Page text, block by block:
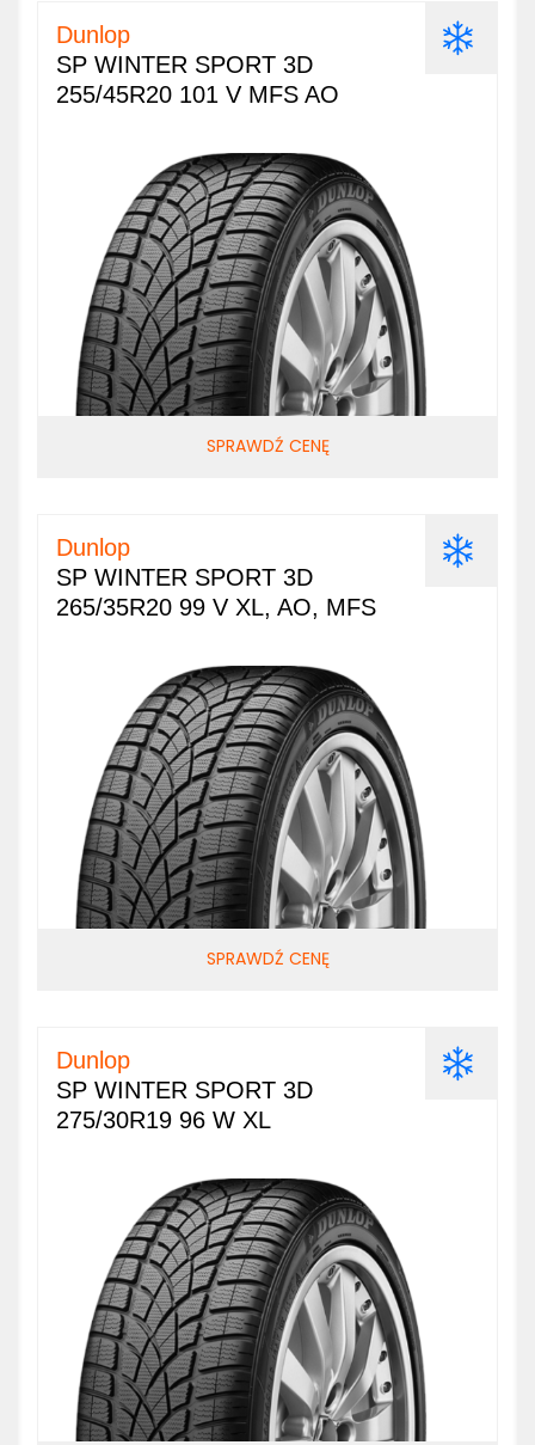
Dunlop
SP WINTER SPORT 3D
255/45R20 101 V MFS AO
SPRAWDŹ CENĘ
Dunlop
SP WINTER SPORT 3D
265/35R20 99 V XL, AO, MFS
SPRAWDŹ CENĘ
Dunlop
SP WINTER SPORT 3D
275/30R19 96 W XL